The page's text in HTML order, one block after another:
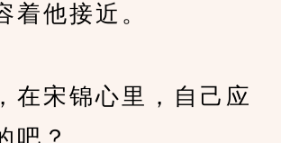
着他接近。
宋锦心里，自己应